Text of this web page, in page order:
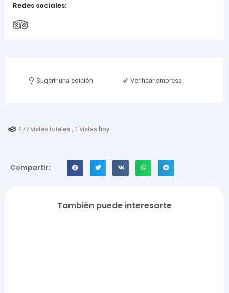
Redes sociales:
Sugerir una edición Verificar empresa
477 vistas totales , 1 vistas hoy
Compartir:
También puede interesarte